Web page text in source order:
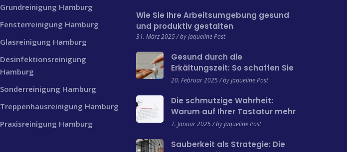
Grundreinigung Hamburg
Fensterreinigung Hamburg
Glasreinigung Hamburg
Desinfektionsreinigung
Hamburg
Sonderreinigung Hamburg
Treppenhausreinigung Hamburg
Praxisreinigung Hamburg
Wie Sie Ihre Arbeitsumgebung gesund
und produktiv gestalten
31. März 2025 / by Jaqueline Post
Gesund durch die
Erkältungszeit: So schaffen Sie
einen hygienischen
20. Februar 2025 / by Jaqueline Post
Die schmutzige Wahrheit:
Warum auf Ihrer Tastatur mehr
lebt als auf einer Toilette
7. Januar 2025 / by Jaqueline Post
Sauberkeit als Strategie: Die